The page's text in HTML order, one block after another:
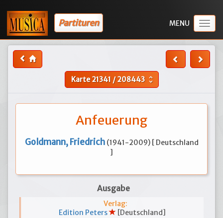
Partituren
Karte21341/208443 unfold_more
Anfeuerung
Goldmann, Friedrich (1941-2009) [ Deutschland
]
Ausgabe
Verlag:
Edition Peters
[Deutschland]